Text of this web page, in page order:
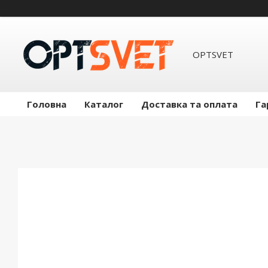
OPTSVET
Головна Каталог Доставка та оплата